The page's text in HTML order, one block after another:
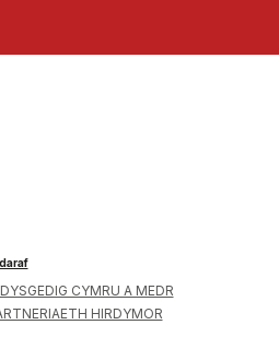
CYMRU A MEDR
HIRDYMOR